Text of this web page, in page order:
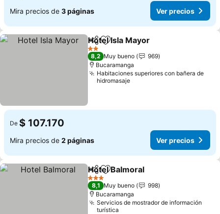
Mira precios de 3 páginas Ver precios
CompartirAgregar a favoritos
Hotel Isla Mayor
2 Estrellas
8,2 Muy bueno
969
Bucaramanga
Habitaciones superiores con bañera de
hidromasaje
De $ 107.170
Mira precios de 2 páginas Ver precios
CompartirAgregar a favoritos
Hotel Balmoral
3 Estrellas
8,1 Muy bueno
998
Bucaramanga
Servicios de mostrador de información
turística